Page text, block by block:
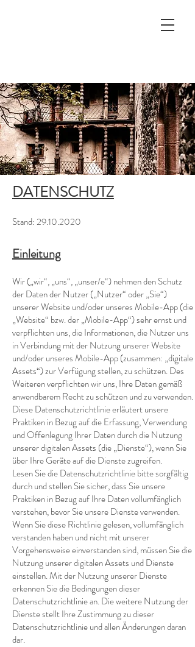
DATENSCHUTZ
Stand: 29.10.2020
Einleitung
Wir („wir“, „uns“, „unser/e“) nehmen den Schutz
der Daten der Nutzer („Nutzer“ oder „Sie“)
unserer Website und/oder unseres Mobile-App (die
„Website“ bzw. der „Mobile-App“) sehr ernst und
verpflichten uns, die Informationen, die Nutzer uns
in Verbindung mit der Nutzung unserer Website
und/oder unseres Mobile-App (zusammen: „digitale
Assets“) zur Verfügung stellen, zu schützen. Des
Weiteren verpflichten wir uns, Ihre Daten gemäß
anwendbarem Recht zu schützen und zu verwenden.
Diese Datenschutzrichtlinie erläutert unsere
Praktiken in Bezug auf die Erfassung, Verwendung
und Offenlegung Ihrer Daten durch die Nutzung
unserer digitalen Assets (die „Dienste“), wenn Sie
über Ihre Geräte auf die Dienste zugreifen.
Lesen Sie die Datenschutzrichtlinie bitte sorgfältig
durch und stellen Sie sicher, dass Sie unsere
Praktiken in Bezug auf Ihre Daten vollumfänglich
verstehen, bevor Sie unsere Dienste verwenden.
Wenn Sie diese Richtlinie gelesen, vollumfänglich
verstanden haben und nicht mit unserer
Vorgehensweise einverstanden sind, müssen Sie die
Nutzung unserer digitalen Assets und Dienste
einstellen. Mit der Nutzung unserer Dienste
erkennen Sie die Bedingungen dieser
Datenschutzrichtlinie an. Die weitere Nutzung der
Dienste stellt Ihre Zustimmung zu dieser
Datenschutzrichtlinie und allen Änderungen daran
dar.